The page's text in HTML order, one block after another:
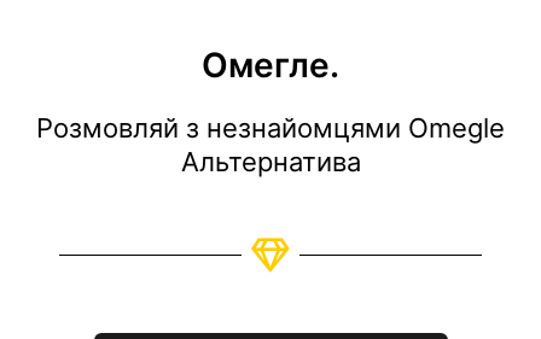
Омегле.
Розмовляй з незнайомцями Omegle
Альтернатива